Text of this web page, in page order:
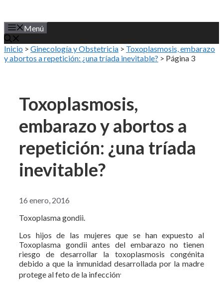
Menú
Inicio > Ginecología y Obstetricia > Toxoplasmosis, embarazo
y abortos a repetición: ¿una tríada inevitable? > Página 3
Toxoplasmosis,
embarazo y abortos a
repetición: ¿una tríada
inevitable?
16 enero, 2016
Toxoplasma gondii.
Los hijos de las mujeres que se han expuesto al
Toxoplasma gondii antes del embarazo no tienen
riesgo de desarrollar la toxoplasmosis congénita
debido a que la inmunidad desarrollada por la madre
protege al feto de la infección.